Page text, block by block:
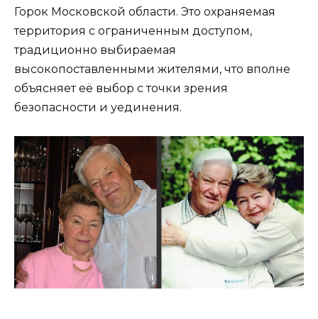
Горок Московской области. Это охраняемая
территория с ограниченным доступом,
традиционно выбираемая
высокопоставленными жителями, что вполне
объясняет её выбор с точки зрения
безопасности и уединения.